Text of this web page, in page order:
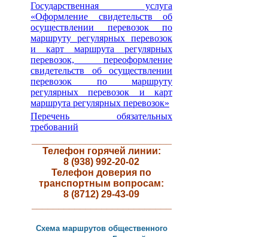
Государственная услуга
«Оформление свидетельств об
осуществлении перевозок по
маршруту регулярных перевозок
и карт маршрута регулярных
перевозок, переоформление
свидетельств об осуществлении
перевозок по маршруту
регулярных перевозок и карт
маршрута регулярных перевозок»
Перечень обязательных
требований
Телефон горячей линии:
8 (938) 992-20-02
Телефон доверия по
транспортным вопросам:
8 (8712) 29-43-09
Схема маршрутов общественного